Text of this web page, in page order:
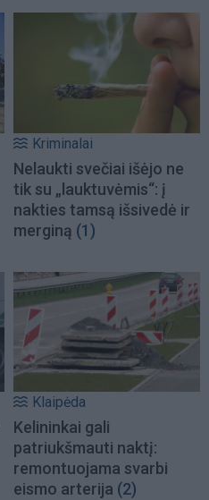
Kriminalai
Nelaukti svečiai išėjo ne
tik su „lauktuvėmis“: į
nakties tamsą išsivedė ir
merginą (1)
Klaipėda
Kelininkai gali
patriukšmauti naktį:
remontuojama svarbi
eismo arterija (2)